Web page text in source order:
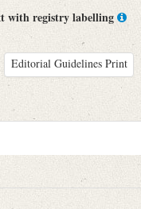
with registry labelling
Editorial Guidelines Print